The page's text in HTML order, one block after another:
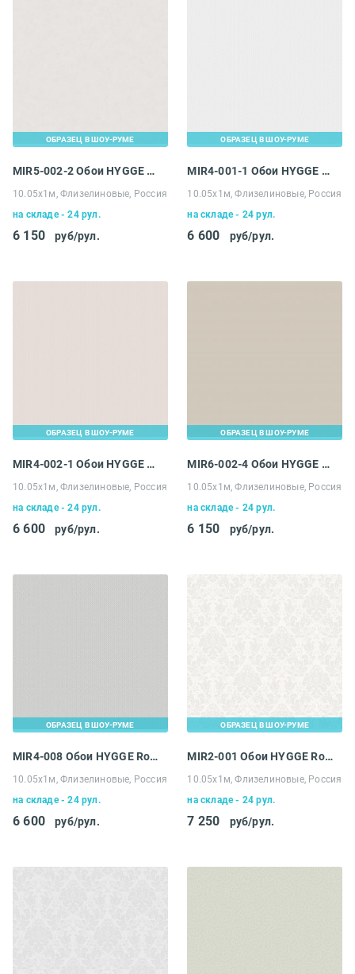
ОБРАЗЕЦ В ШОУ-РУМЕ
MIR5-002-2 Обои HYGGE Roll Made in Russia
10.05х1м, Флизелиновые, Россия
на складе - 24 рул.
6 150 руб/рул.
ОБРАЗЕЦ В ШОУ-РУМЕ
MIR4-001-1 Обои HYGGE Roll Made in Russia
10.05х1м, Флизелиновые, Россия
на складе - 24 рул.
6 600 руб/рул.
ОБРАЗЕЦ В ШОУ-РУМЕ
MIR4-002-1 Обои HYGGE Roll Made in Russia
10.05х1м, Флизелиновые, Россия
на складе - 24 рул.
6 600 руб/рул.
ОБРАЗЕЦ В ШОУ-РУМЕ
MIR6-002-4 Обои HYGGE Roll Made in Russia
10.05х1м, Флизелиновые, Россия
на складе - 24 рул.
6 150 руб/рул.
ОБРАЗЕЦ В ШОУ-РУМЕ
MIR4-008 Обои HYGGE Roll Made in Russia
10.05х1м, Флизелиновые, Россия
на складе - 24 рул.
6 600 руб/рул.
ОБРАЗЕЦ В ШОУ-РУМЕ
MIR2-001 Обои HYGGE Roll Made in Russia
10.05х1м, Флизелиновые, Россия
на складе - 24 рул.
7 250 руб/рул.